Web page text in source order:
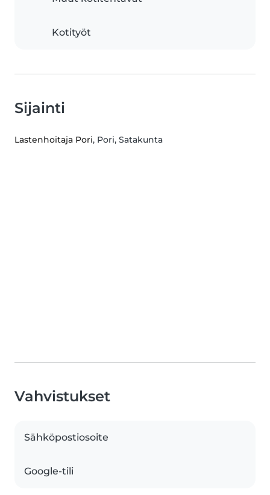
Kotityöt
Sijainti
Lastenhoitaja Pori, Pori, Satakunta
Vahvistukset
Sähköpostiosoite
Google-tili